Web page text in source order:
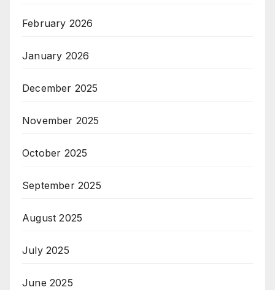
February 2026
January 2026
December 2025
November 2025
October 2025
September 2025
August 2025
July 2025
June 2025